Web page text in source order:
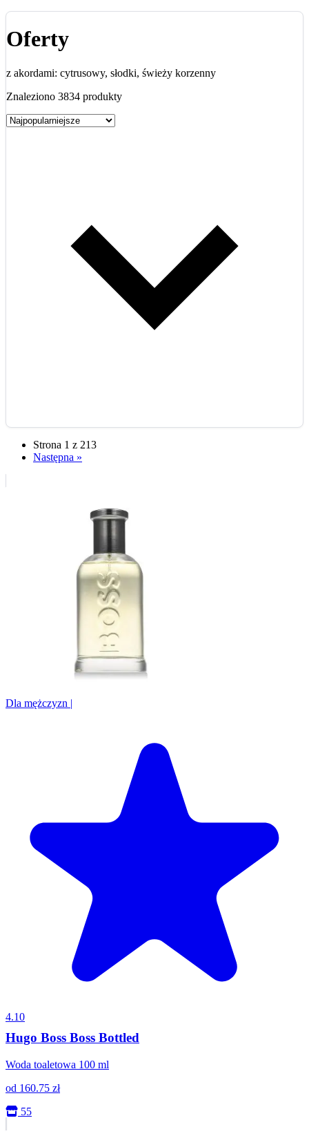
Oferty
z akordami: cytrusowy, słodki, świeży korzenny
Znaleziono 3834 produkty
Strona 1 z 213
Następna »
Dla mężczyzn |
4.10
Hugo Boss Boss Bottled
Woda toaletowa 100 ml
od 160.75 zł
55